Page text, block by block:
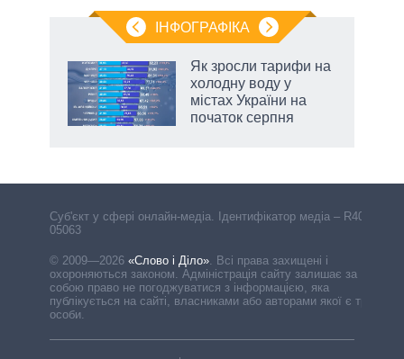
ІНФОГРАФІКА
Як зросли тарифи на
холодну воду у
містах України на
початок серпня
Cуб'єкт у сфері онлайн-медіа. Ідентифікатор медіа – R40-
05063
© 2009—2026 «Слово і Діло». Всі права захищені і
охороняються законом. Адміністрація сайту залишає за
собою право не погоджуватися з інформацією, яка
публікується на сайті, власниками або авторами якої є треті
особи.